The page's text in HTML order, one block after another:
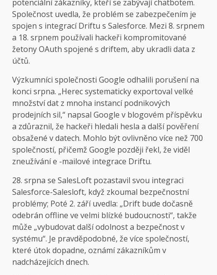
potenciální zákazníky, kteří se zabývají chatbotem.
Společnost uvedla, že problém se zabezpečením je
spojen s integrací Driftu s Salesforce. Mezi 8. srpnem
a 18. srpnem používali hackeři kompromitované
žetony OAuth spojené s driftem, aby ukradli data z
účtů.
Výzkumníci společnosti Google odhalili porušení na
konci srpna. „Herec systematicky exportoval velké
množství dat z mnoha instancí podnikových
prodejních sil,“ napsal Google v blogovém příspěvku
a zdůraznil, že hackeři hledali hesla a další pověření
obsažené v datech. Mohlo být ovlivněno více než 700
společností, přičemž Google později řekl, že viděl
zneužívání e -mailové integrace Driftu.
28. srpna se SalesLoft pozastavil svou integraci
Salesforce-Salesloft, když zkoumal bezpečnostní
problémy; Poté 2. září uvedla: „Drift bude dočasně
odebrán offline ve velmi blízké budoucnosti“, takže
může „vybudovat další odolnost a bezpečnost v
systému“. Je pravděpodobné, že více společností,
které útok dopadne, oznámí zákazníkům v
nadcházejících dnech.